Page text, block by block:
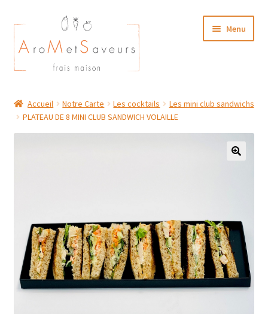
Aller
à
la
navigation
Aller
au
contenu
Menu
Plat du Jour/ Menu Week end
Accueil Notre Carte Les cocktails
Les mini club sandwichs
PLATEAU DE 8 MINI CLUB SANDWICH VOLAILLE